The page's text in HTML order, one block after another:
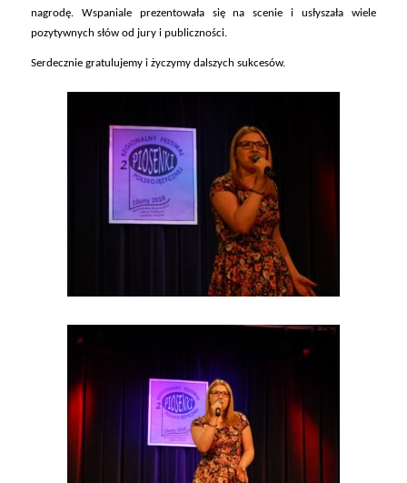
nagrodę. Wspaniale prezentowała się na scenie i usłyszała wiele
pozytywnych słów od jury i publiczności.
Serdecznie gratulujemy i życzymy dalszych sukcesów.